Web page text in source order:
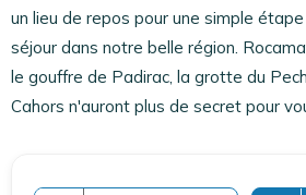
un lieu de repos pour une simple
séjour dans notre belle région.
le gouffre de Padirac, la grotte du
Cahors n'auront plus de secret pour